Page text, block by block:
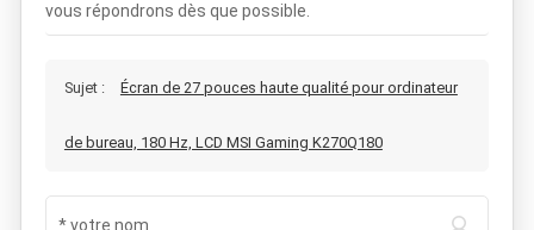
vous répondrons dès que possible.
Sujet : Écran de 27 pouces haute qualité pour ordinateur
de bureau, 180 Hz, LCD MSI Gaming K270Q180